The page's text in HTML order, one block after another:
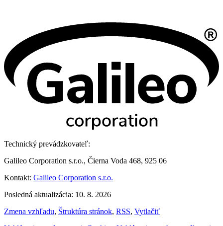
Technický prevádzkovateľ:
Galileo Corporation s.r.o., Čierna Voda 468, 925 06
Kontakt: Galileo Corporation s.r.o.
Posledná aktualizácia: 10. 8. 2026
Zmena vzhľadu, Štruktúra stránok, RSS, Vytlačiť